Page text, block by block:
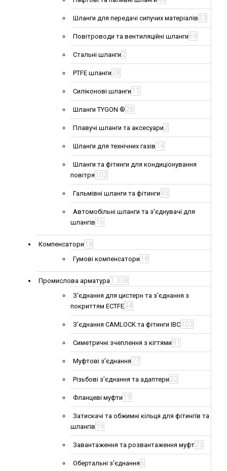
Шланги для передачі сипучих матеріалів 23
Повітроводи та вентиляційні шланги 69
Стальні шланги 2
PTFE шланги 28
Силіконові шланги 11
Шланги TYGON ® 26
Плавучі шланги та аксесуари 2
Шланги для технічних газів 14
Шланги та фітинги для кондиціонування
повітря 102
Гальмівні шланги та фітинги45
Автомобільні шланги та з'єднувачі для
шлангів 16
Компенсатори 18
Гумові компенсатори 18
Промислова арматура 1 338
З'єднання для цистерн та з'єднання з
покриттям ECTFE34
З'єднання CAMLOCK та фітинги IBC 103
Симетричні зчеплення з кігтями 91
Муфтові з'єднання 77
Різьбові з'єднання та адаптери 22
Фланцеві муфти 19
Затискачі та обжимні кільця для фітингів та
шлангів 19
Завантаження та розвантаження муфт23
Обертальні з'єднання 6